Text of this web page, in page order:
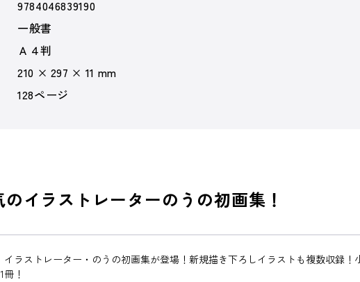
9784046839190
一般書
Ａ４判
210 × 297 × 11 mm
128ページ
イラストレーターのうの初画集！
ラストレーター・のうの初画集が登場！新規描き下ろしイラストも複数収録
！